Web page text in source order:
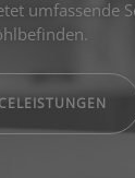
umfassende